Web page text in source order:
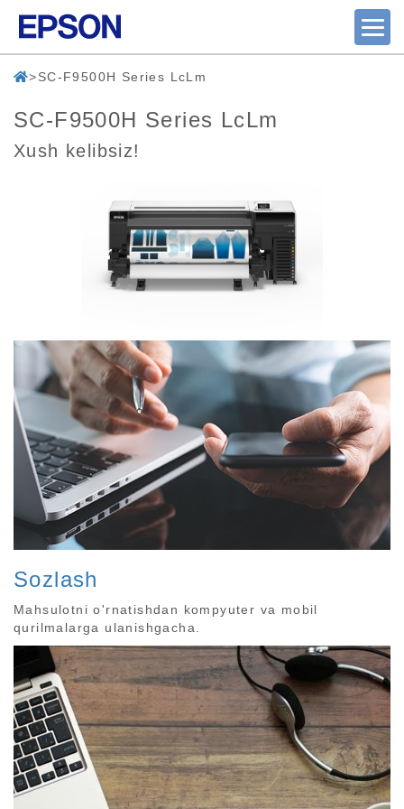
SC-F9500H Series LcLm
SC-F9500H Series LcLm
Xush kelibsiz!
Sozlash
Mahsulotni o'rnatishdan kompyuter va mobil
qurilmalarga ulanishgacha.